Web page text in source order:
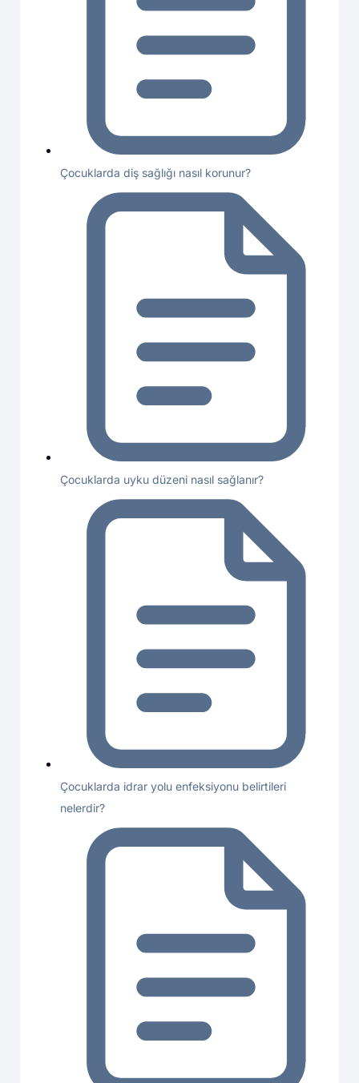
Çocuklarda diş sağlığı nasıl korunur?
Çocuklarda uyku düzeni nasıl sağlanır?
Çocuklarda idrar yolu enfeksiyonu belirtileri
nelerdir?